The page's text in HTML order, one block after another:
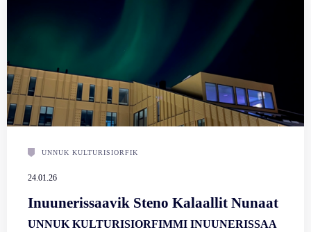
UNNUK KULTURISIORFIK
24.01.26
Inuunerissaavik Steno Kalaallit Nunaat
UNNUK KULTURISIORFIMMI INUUNERISSAA